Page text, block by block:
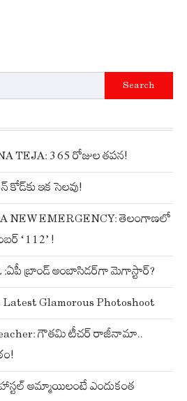
Search
TEJA: 365 రోజుల తపన!
కోడ్‌కు ఇక సెలవు!
NEW EMERGENCY: తెలంగాణలో
‘112’ !
:ఏపీ బ్రాండ్ అంబాసిడర్‌గా మెగాస్టార్?
Latest Glamorous Photoshoot
గౌతమి టీచర్ రాజీనామా..
అమ్మాయిలంటే ఎందుకంత